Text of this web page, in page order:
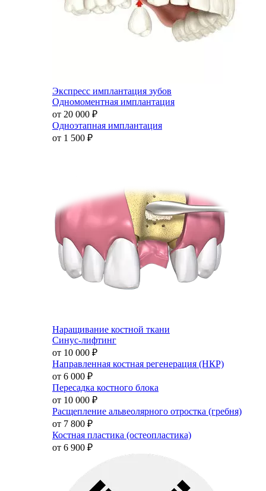
Экспресс имплантация зубов
Одномоментная имплантация
от 20 000 ₽
Одноэтапная имплантация
от 1 500 ₽
Наращивание костной ткани
Синус-лифтинг
от 10 000 ₽
Направленная костная регенерация (НКР)
от 6 000 ₽
Пересадка костного блока
от 10 000 ₽
Расщепление альвеолярного отростка (гребня)
от 7 800 ₽
Костная пластика (остеопластика)
от 6 900 ₽